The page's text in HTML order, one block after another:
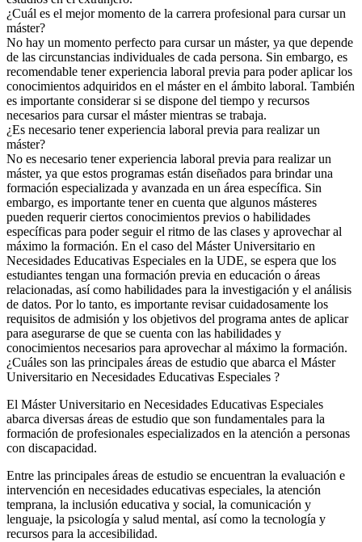
¿Cuál es el mejor momento de la carrera profesional para cursar un
máster?
No hay un momento perfecto para cursar un máster, ya que depende
de las circunstancias individuales de cada persona. Sin embargo, es
recomendable tener experiencia laboral previa para poder aplicar los
conocimientos adquiridos en el máster en el ámbito laboral. También
es importante considerar si se dispone del tiempo y recursos
necesarios para cursar el máster mientras se trabaja.
¿Es necesario tener experiencia laboral previa para realizar un
máster?
No es necesario tener experiencia laboral previa para realizar un
máster, ya que estos programas están diseñados para brindar una
formación especializada y avanzada en un área específica. Sin
embargo, es importante tener en cuenta que algunos másteres
pueden requerir ciertos conocimientos previos o habilidades
específicas para poder seguir el ritmo de las clases y aprovechar al
máximo la formación. En el caso del Máster Universitario en
Necesidades Educativas Especiales en la UDE, se espera que los
estudiantes tengan una formación previa en educación o áreas
relacionadas, así como habilidades para la investigación y el análisis
de datos. Por lo tanto, es importante revisar cuidadosamente los
requisitos de admisión y los objetivos del programa antes de aplicar
para asegurarse de que se cuenta con las habilidades y
conocimientos necesarios para aprovechar al máximo la formación.
¿Cuáles son las principales áreas de estudio que abarca el Máster
Universitario en Necesidades Educativas Especiales ?
El Máster Universitario en Necesidades Educativas Especiales
abarca diversas áreas de estudio que son fundamentales para la
formación de profesionales especializados en la atención a personas
con discapacidad.
Entre las principales áreas de estudio se encuentran la evaluación e
intervención en necesidades educativas especiales, la atención
temprana, la inclusión educativa y social, la comunicación y
lenguaje, la psicología y salud mental, así como la tecnología y
recursos para la accesibilidad.